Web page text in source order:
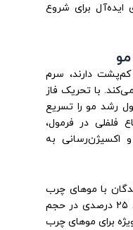
برای شروع
دارند، سرم
با تحریک فاز
رشد مو را تسریع
فلفلی در فرمول،
اکسیژن‌رسانی به
با موهای چرب
پس از ۸ هفته استفاده، افزایش ۲۵ درصدی در حجم
برای موهای چرب